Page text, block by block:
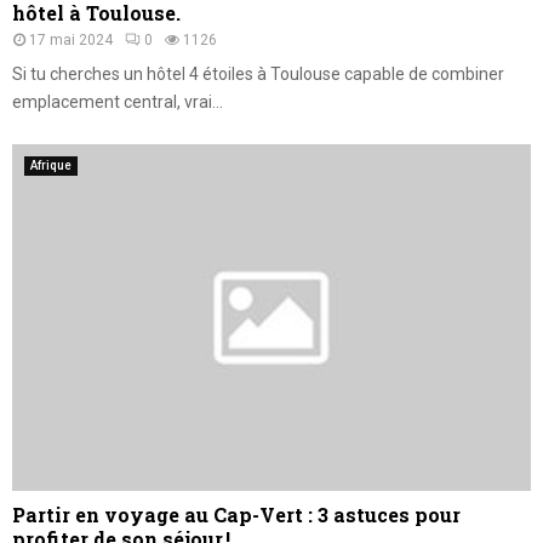
hôtel à Toulouse.
17 mai 2024 0 1126
Si tu cherches un hôtel 4 étoiles à Toulouse capable de combiner
emplacement central, vrai...
Afrique
Partir en voyage au Cap-Vert : 3 astuces pour